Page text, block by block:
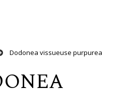
Dodonea vissueuse purpurea